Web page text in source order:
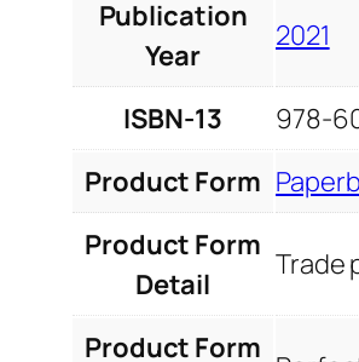
Publication
Year
2021
ISBN-13
978-
Product Form
Product Form
Detail
Trade
Product Form